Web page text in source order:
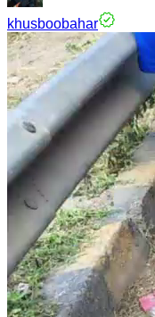
khusboobahar